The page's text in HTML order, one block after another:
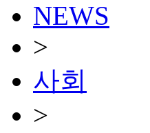
NEWS
>
사회
>